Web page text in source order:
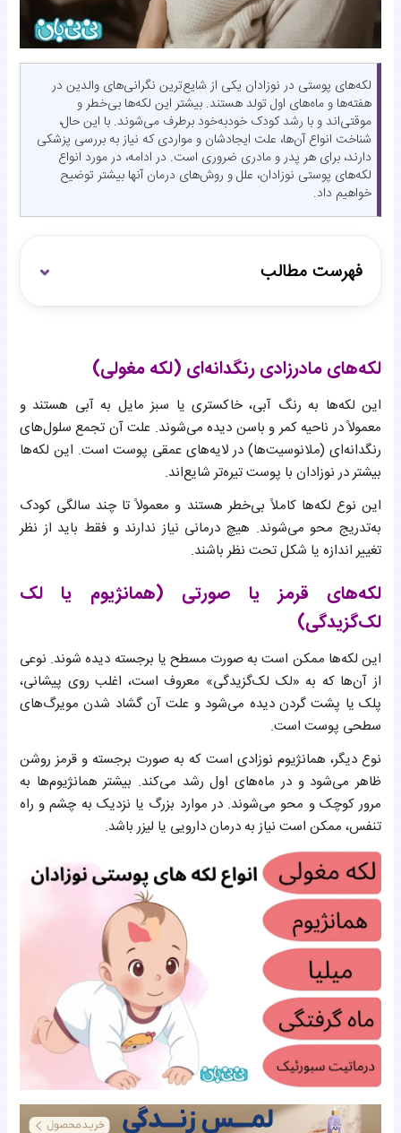
لکه‌های پوستی در نوزادان یکی از شایع‌ترین نگرانی‌های والدین در
هفته‌ها و ماه‌های اول تولد هستند. بیشتر این لکه‌ها بی‌خطر و
موقتی‌اند و با رشد کودک خودبه‌خود برطرف می‌شوند. با این حال،
شناخت انواع آن‌ها، علت ایجادشان و مواردی که نیاز به بررسی پزشکی
دارند، برای هر پدر و مادری ضروری است. در ادامه، در مورد انواع
لکه‌های پوستی نوزادان، علل و روش‌های درمان آنها بیشتر توضیح
خواهیم داد.
فهرست مطالب
لکه‌های قرمز یا صورتی (همانژیوم یا لک لک‌گزیدگی)
لکه بوسه فرشته
لکه‌های سفید (میلیا)
لکه‌های زرد یا پوسته‌ای (درماتیت سبورئیک یا کلاه گهواره)
لکه ماه‌گرفتگی
لکه‌های قرمز همراه با جوش (آکنه نوزادی)
بثورات حرارتی (عرق‌سوز)
لکه‌های ناشی از حساسیت یا آلرژی
لکه‌های ناشی از عفونت‌های قارچی یا باکتریایی
چه زمانی باید به پزشک مراجعه کرد؟
سوالات متداول
لکه‌های مادرزادی رنگدانه‌ای (لکه مغولی)
این لکه‌ها به رنگ آبی، خاکستری یا سبز مایل به آبی هستند و
معمولاً در ناحیه کمر و باسن دیده می‌شوند. علت آن تجمع سلول‌های
رنگدانه‌ای (ملانوسیت‌ها) در لایه‌های عمقی پوست است. این لکه‌ها
بیشتر در نوزادان با پوست تیره‌تر شایع‌اند.
این نوع لکه‌ها کاملاً بی‌خطر هستند و معمولاً تا چند سالگی کودک
به‌تدریج محو می‌شوند. هیچ درمانی نیاز ندارند و فقط باید از نظر
تغییر اندازه یا شکل تحت نظر باشند.
لکه‌های قرمز یا صورتی (همانژیوم یا لک
لک‌گزیدگی)
این لکه‌ها ممکن است به صورت مسطح یا برجسته دیده شوند. نوعی
از آن‌ها که به «لک لک‌گزیدگی» معروف است، اغلب روی پیشانی،
پلک یا پشت گردن دیده می‌شود و علت آن گشاد شدن مویرگ‌های
سطحی پوست است.
نوع دیگر، همانژیوم نوزادی است که به صورت برجسته و قرمز روشن
ظاهر می‌شود و در ماه‌های اول رشد می‌کند. بیشتر همانژیوم‌ها به
مرور کوچک و محو می‌شوند. در موارد بزرگ یا نزدیک به چشم و راه
تنفس، ممکن است نیاز به درمان دارویی یا لیزر باشد.